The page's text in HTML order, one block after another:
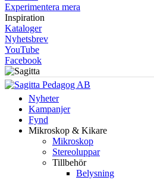
Experimentera mera
Inspiration
Kataloger
Nyhetsbrev
YouTube
Facebook
Nyheter
Kampanjer
Fynd
Mikroskop & Kikare
Mikroskop
Stereoluppar
Tillbehör
Belysning